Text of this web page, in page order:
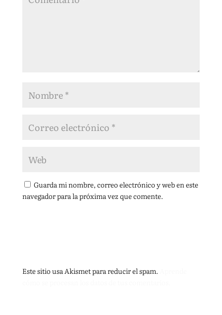
Guarda mi nombre, correo electrónico y web en este
navegador para la próxima vez que comente.
Este sitio usa Akismet para reducir el spam.